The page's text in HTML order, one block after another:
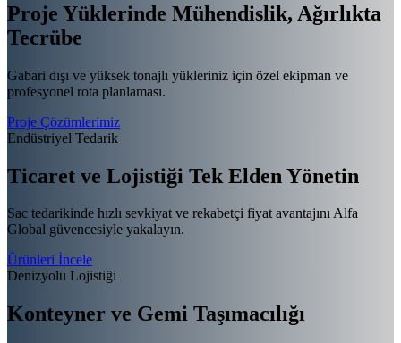
Proje Yüklerinde Mühendislik, Ağırlıkta
Tecrübe
Gabari dışı ve yüksek tonajlı yükleriniz için özel ekipman ve
profesyonel rota planlaması.
Proje Çözümlerimiz
Endüstriyel Tedarik
Ticaret ve Lojistiği Tek Elden Yönetin
Sac tedarikinde hızlı sevkiyat ve rekabetçi fiyat avantajını Alfa
Global güvencesiyle yakalayın.
Ürünleri İncele
Denizyolu Lojistiği
Konteyner ve Gemi Taşımacılığı